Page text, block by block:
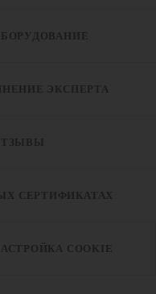
ЭКСПЕРТА
СЕРТИФИКАТАХ
COOKIE